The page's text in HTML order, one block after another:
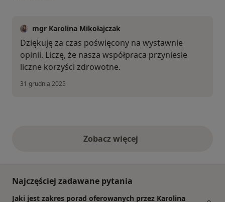
mgr Karolina Mikołajczak
Dziękuję za czas poświęcony na wystawnie
opinii. Liczę, że nasza współpraca przyniesie
liczne korzyści zdrowotne.
31 grudnia 2025
Zobacz więcejopinie powyżej
Najczęściej zadawane pytania
Jaki jest zakres porad oferowanych przez Karolina